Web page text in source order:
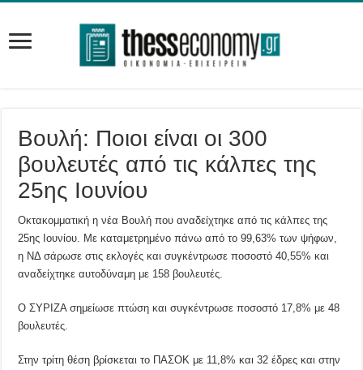
Βουλή: Ποιοι είναι οι 300
βουλευτές από τις κάλπες της
25ης Ιουνίου
Οκτακομματική η νέα Βουλή που αναδείχτηκε από τις κάλπες της
25ης Ιουνίου. Με καταμετρημένο πάνω από το 99,63% των ψήφων,
η ΝΔ σάρωσε στις εκλογές και συγκέντρωσε ποσοστό 40,55% και
αναδείχτηκε αυτοδύναμη με 158 βουλευτές.
Ο ΣΥΡΙΖΑ σημείωσε πτώση και συγκέντρωσε ποσοστό 17,8% με 48
βουλευτές.
Στην τρίτη θέση βρίσκεται το ΠΑΣΟΚ με 11,8% και 32 έδρες και στην